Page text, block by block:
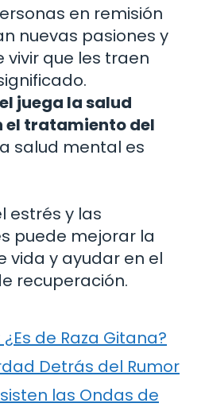
en remisión
nuevas pasiones y
vivir que les traen
juega la salud
el tratamiento del
salud mental es
estrés y las
puede mejorar la
vida y ayudar en el
recuperación.
de Raza Gitana?
Detrás del Rumor
las Ondas de